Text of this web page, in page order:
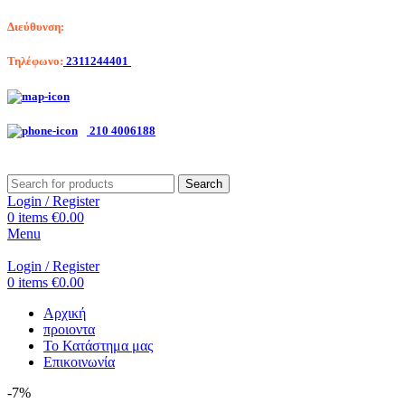
Διεύθυνση:
Τηλέφωνο: 2311244401
210 4006188
Search
Login / Register
0 items €0.00
Menu
Login / Register
0 items €0.00
Αρχική
προιοντα
Το Κατάστημα μας
Επικοινωνία
-7%